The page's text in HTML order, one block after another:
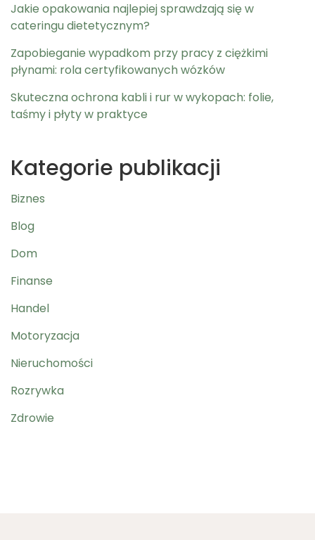
Jakie opakowania najlepiej sprawdzają się w
cateringu dietetycznym?
Zapobieganie wypadkom przy pracy z ciężkimi
płynami: rola certyfikowanych wózków
Skuteczna ochrona kabli i rur w wykopach: folie,
taśmy i płyty w praktyce
Kategorie publikacji
Biznes
Blog
Dom
Finanse
Handel
Motoryzacja
Nieruchomości
Rozrywka
Zdrowie